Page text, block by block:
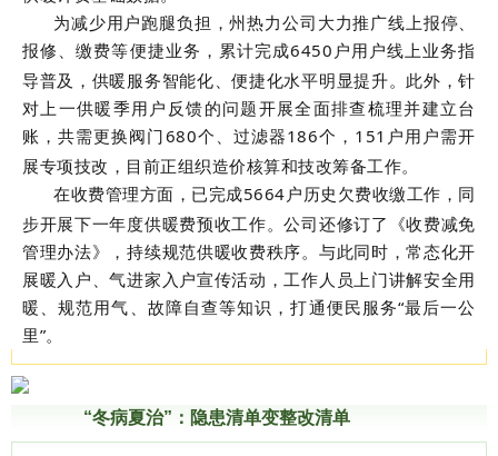
为减少用户跑腿负担，州热力公司大力推广线上报停、
报修、缴费等便捷业务，累计完成6450 户用户线上业务指
导普及，供暖服务智能化、便捷化水平明显提升。此外，针
对上一供暖季用户反馈的问题开展全面排查梳理并建立台
账，共需更换阀门680个、过滤器186个， 151 户用户需开
展专项技改，目前正组织造价核算和技改筹备工作。
在收费管理方面，已完成5664户历史欠费收缴工作，同
步开展下一年度供暖费预收工作。公司还修订了《收费减免
管理办法》，持续规范供暖收费秩序。与此同时，常态化开
展暖入户、气进家入户宣传活动，工作人员上门讲解安全用
暖、规范用气、故障自查等知识，打通便民服务“最后一公
里”。
“冬病夏治”：隐患清单变整改清单